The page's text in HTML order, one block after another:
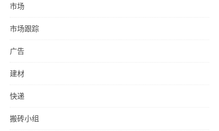
市场
市场跟踪
广告
建材
快递
搬砖小组